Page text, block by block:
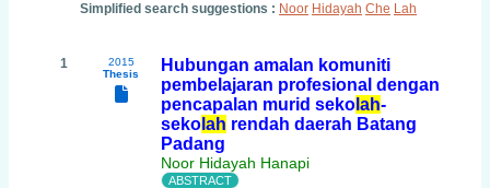
Simplified search suggestions : Noor Hidayah Che Lah
1
2015
Thesis
Hubungan amalan komuniti
pembelajaran profesional dengan
pencapalan murid seko lah-
seko lah rendah daerah Batang
Padang
Noor Hidayah Hanapi